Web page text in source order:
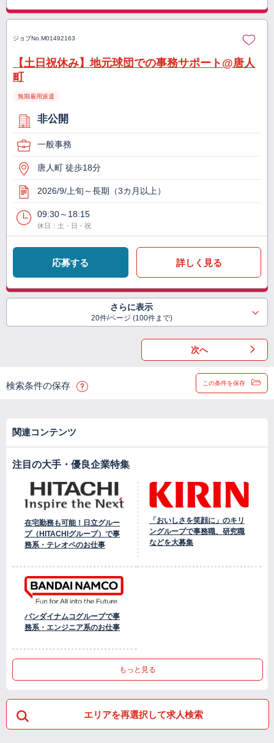
ジョブNo. M01492163
【土日祝休み】地元球団での事務サポート@唐人
町
無期雇用派遣
非公開
一般事務
唐人町 徒歩18分
2026/9/上旬～長期（3カ月以上）
09:30～18:15
休日：土・日・祝
応募する 詳しく見る
さらに表示
20件/ページ (100件まで)
次へ
検索条件の保存 この条件を保存
関連コンテンツ
注目の大手・優良企業特集
在宅勤務も可能！日立グルー
プ（HITACHIグループ）で事
務系・テレオペのお仕事
「おいしさを笑顔に」のキリ
ングループで事務職、研究職
などを大募集
バンダイナムコグループで事
務系・エンジニア系のお仕事
もっと見る
エリアを再選択して求人検索